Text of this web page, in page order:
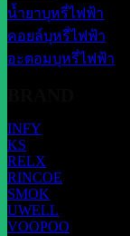
น้ำยาบุหรี่ไฟฟ้า
คอยล์บุหรี่ไฟฟ้า
อะตอมบุหรี่ไฟฟ้า
INFY
KS
RELX
RINCOE
SMOK
UWELL
VOOPOO